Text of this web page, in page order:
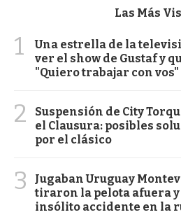
Las Más
1
Una estrella de la
ver el show de Gustaf y
"Quiero trabajar con vos"
2
Suspensión de City
el Clausura: posibles
por el clásico
3
Jugaban Uruguay
tiraron la pelota afuera y
insólito accidente en la